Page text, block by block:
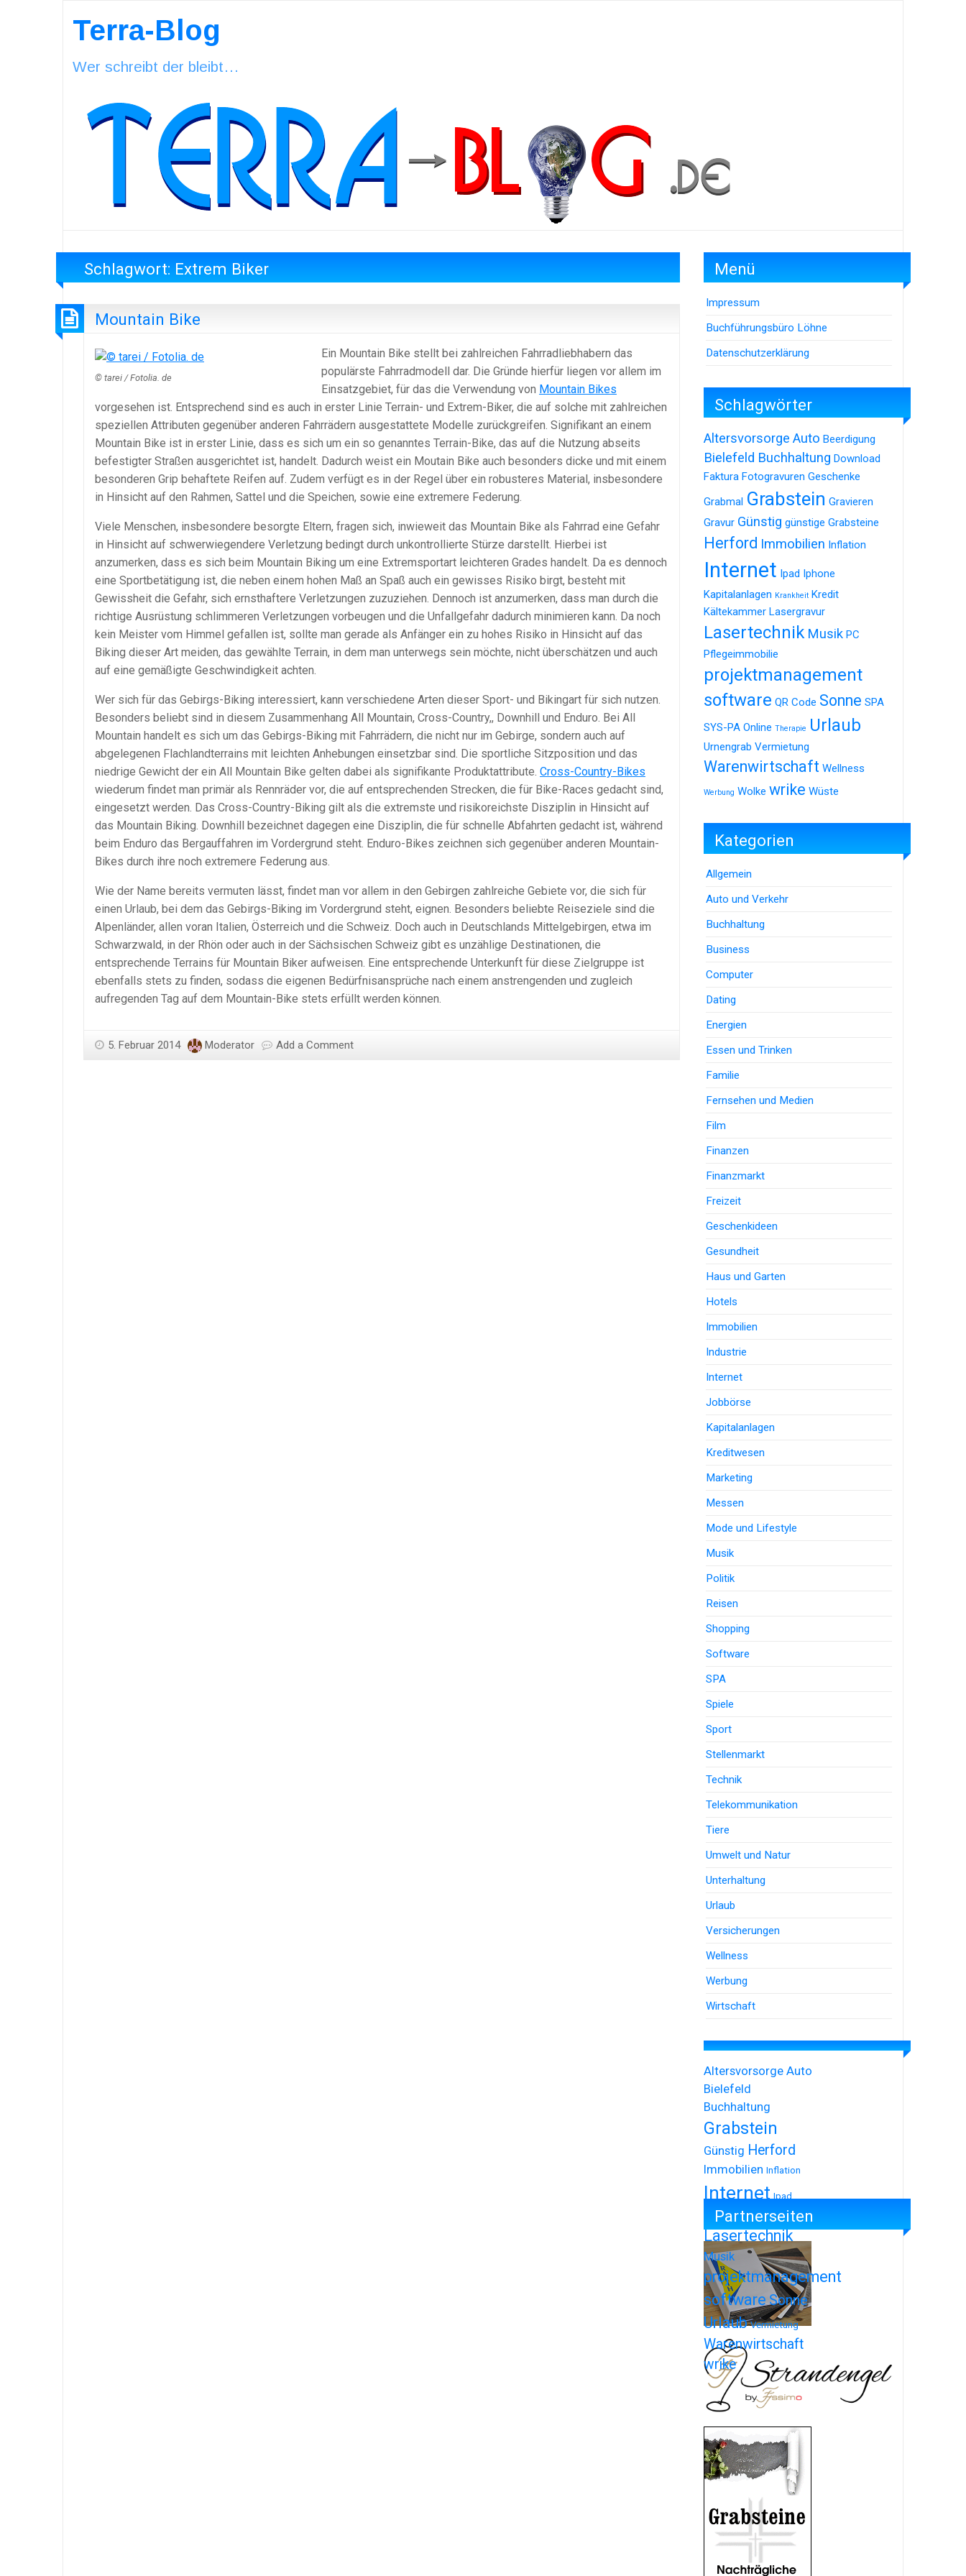
Terra-Blog
Wer schreibt der bleibt…
Schlagwort: Extrem Biker
Mountain Bike
© tarei / Fotolia. de
Ein Mountain Bike stellt bei zahlreichen Fahrradliebhabern das
populärste Fahrradmodell dar. Die Gründe hierfür liegen vor allem im
Einsatzgebiet, für das die Verwendung von Mountain Bikes
vorgesehen ist. Entsprechend sind es auch in erster Linie Terrain- und Extrem-Biker, die auf solche mit zahlreichen
speziellen Attributen gegenüber anderen Fahrrädern ausgestattete Modelle zurückgreifen. Signifikant an einem
Mountain Bike ist in erster Linie, dass es sich um ein so genanntes Terrain-Bike, das auf die Nutzung abseits
befestigter Straßen ausgerichtet ist, handelt. Dadurch weist ein Moutain Bike auch besonders dicke und mit einem
besonderen Grip behaftete Reifen auf. Zudem verfügt es in der Regel über ein robusteres Material, insbesondere
in Hinsicht auf den Rahmen, Sattel und die Speichen, sowie eine extremere Federung.
Viele Menschen, insbesondere besorgte Eltern, fragen sich, inwieweit das Mountain Bike als Fahrrad eine Gefahr
in Hinsicht auf schwerwiegendere Verletzung bedingt durch unkontrollierte Stürze darstellt. Hierbei ist
anzumerken, dass es sich beim Mountain Biking um eine Extremsportart leichteren Grades handelt. Da es dennoch
eine Sportbetätigung ist, die neben einem hohen Maß an Spaß auch ein gewisses Risiko birgt, besteht mit
Gewissheit die Gefahr, sich ernsthaftere Verletzungen zuzuziehen. Dennoch ist anzumerken, dass man durch die
richtige Ausrüstung schlimmeren Verletzungen vorbeugen und die Unfallgefahr dadurch minimieren kann. Da noch
kein Meister vom Himmel gefallen ist, sollte man gerade als Anfänger ein zu hohes Risiko in Hinsicht auf das
Biking dieser Art meiden, das gewählte Terrain, in dem man unterwegs sein möchte, nicht überschätzen und auch
auf eine gemäßigte Geschwindigkeit achten.
Wer sich für das Gebirgs-Biking interessiert, kann verschiedene Arten dieser Sport- und Bikingart für sich nutzen.
Besonders beliebt sind in diesem Zusammenhang All Mountain, Cross-Country,, Downhill und Enduro. Bei All
Mountain handelt es sich um das Gebirgs-Biking mit Fahrrädern, die nicht nur im Gebirge, sondern auch auf
abgelegenen Flachlandterrains mit leichten Anhebungen einsetzbar sind. Die sportliche Sitzposition und das
niedrige Gewicht der ein All Mountain Bike gelten dabei als signifikante Produktattribute. Cross-Country-Bikes
wiederum findet man primär als Rennräder vor, die auf entsprechenden Strecken, die für Bike-Races gedacht sind,
eingesetzt werden. Das Cross-Country-Biking gilt als die extremste und risikoreichste Disziplin in Hinsicht auf
das Mountain Biking. Downhill bezeichnet dagegen eine Disziplin, die für schnelle Abfahrten gedacht ist, während
beim Enduro das Bergauffahren im Vordergrund steht. Enduro-Bikes zeichnen sich gegenüber anderen Mountain-
Bikes durch ihre noch extremere Federung aus.
Wie der Name bereits vermuten lässt, findet man vor allem in den Gebirgen zahlreiche Gebiete vor, die sich für
einen Urlaub, bei dem das Gebirgs-Biking im Vordergrund steht, eignen. Besonders beliebte Reiseziele sind die
Alpenländer, allen voran Italien, Österreich und die Schweiz. Doch auch in Deutschlands Mittelgebirgen, etwa im
Schwarzwald, in der Rhön oder auch in der Sächsischen Schweiz gibt es unzählige Destinationen, die
entsprechende Terrains für Mountain Biker aufweisen. Eine entsprechende Unterkunft für diese Zielgruppe ist
ebenfalls stets zu finden, sodass die eigenen Bedürfnisansprüche nach einem anstrengenden und zugleich
aufregenden Tag auf dem Mountain-Bike stets erfüllt werden können.
5. Februar 2014 Moderator Add a Comment
Menü
Impressum
Buchführungsbüro Löhne
Datenschutzerklärung
Schlagwörter
Altersvorsorge Auto Beerdigung
Bielefeld Buchhaltung Download
Faktura Fotogravuren Geschenke
Grabmal Grabstein Gravieren
Gravur Günstig günstige Grabsteine
Herford Immobilien Inflation
Internet Ipad Iphone
Kapitalanlagen Krankheit Kredit
Kältekammer Lasergravur
Lasertechnik Musik PC
Pflegeimmobilie
projektmanagement
software QR Code Sonne SPA
SYS-PA Online Therapie Urlaub
Urnengrab Vermietung
Warenwirtschaft Wellness
Werbung Wolke wrike Wüste
Kategorien
Allgemein
Auto und Verkehr
Buchhaltung
Business
Computer
Dating
Energien
Essen und Trinken
Familie
Fernsehen und Medien
Film
Finanzen
Finanzmarkt
Freizeit
Geschenkideen
Gesundheit
Haus und Garten
Hotels
Immobilien
Industrie
Internet
Jobbörse
Kapitalanlagen
Kreditwesen
Marketing
Messen
Mode und Lifestyle
Musik
Politik
Reisen
Shopping
Software
SPA
Spiele
Sport
Stellenmarkt
Technik
Telekommunikation
Tiere
Umwelt und Natur
Unterhaltung
Urlaub
Versicherungen
Wellness
Werbung
Wirtschaft
Altersvorsorge Auto
Bielefeld
Buchhaltung
Grabstein
Günstig Herford
Immobilien Inflation
Internet Ipad
Iphone
Lasertechnik
Musik
projektmanagement
softwareSonne
Urlaub Vermietung
Warenwirtschaft
wrike
Partnerseiten